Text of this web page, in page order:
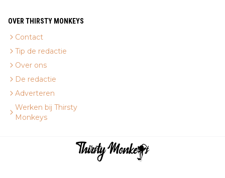
OVER THIRSTY MONKEYS
Contact
Tip de redactie
Over ons
De redactie
Adverteren
Werken bij Thirsty
Monkeys